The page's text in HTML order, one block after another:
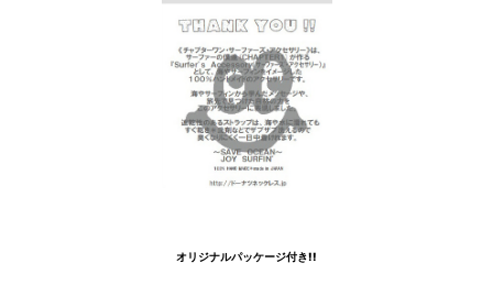
オリジナルパッケージ付き!!